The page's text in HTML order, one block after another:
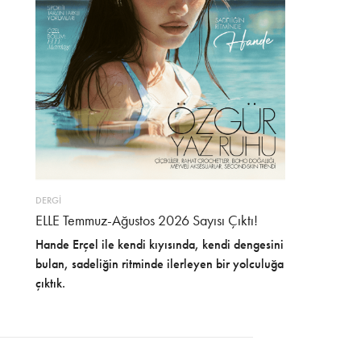
DERGİ
ELLE Temmuz-Ağustos 2026 Sayısı Çıktı!
Hande Erçel ile kendi kıyısında, kendi dengesini
bulan, sadeliğin ritminde ilerleyen bir yolculuğa
çıktık.